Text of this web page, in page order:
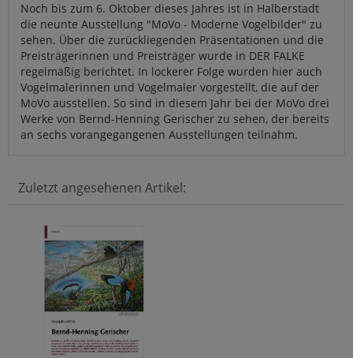
Noch bis zum 6. Oktober dieses Jahres ist in Halberstadt
die neunte Ausstellung "MoVo - Moderne Vogelbilder" zu
sehen. Über die zurückliegenden Präsentationen und die
Preisträgerinnen und Preisträger wurde in DER FALKE
regelmäßig berichtet. In lockerer Folge wurden hier auch
Vogelmalerinnen und Vogelmaler vorgestellt, die auf der
MoVo ausstellen. So sind in diesem Jahr bei der MoVo drei
Werke von Bernd-Henning Gerischer zu sehen, der bereits
an sechs vorangegangenen Ausstellungen teilnahm.
Zuletzt angesehenen Artikel: